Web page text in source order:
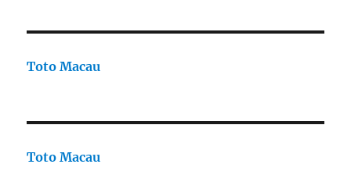
Toto Macau
Toto Macau